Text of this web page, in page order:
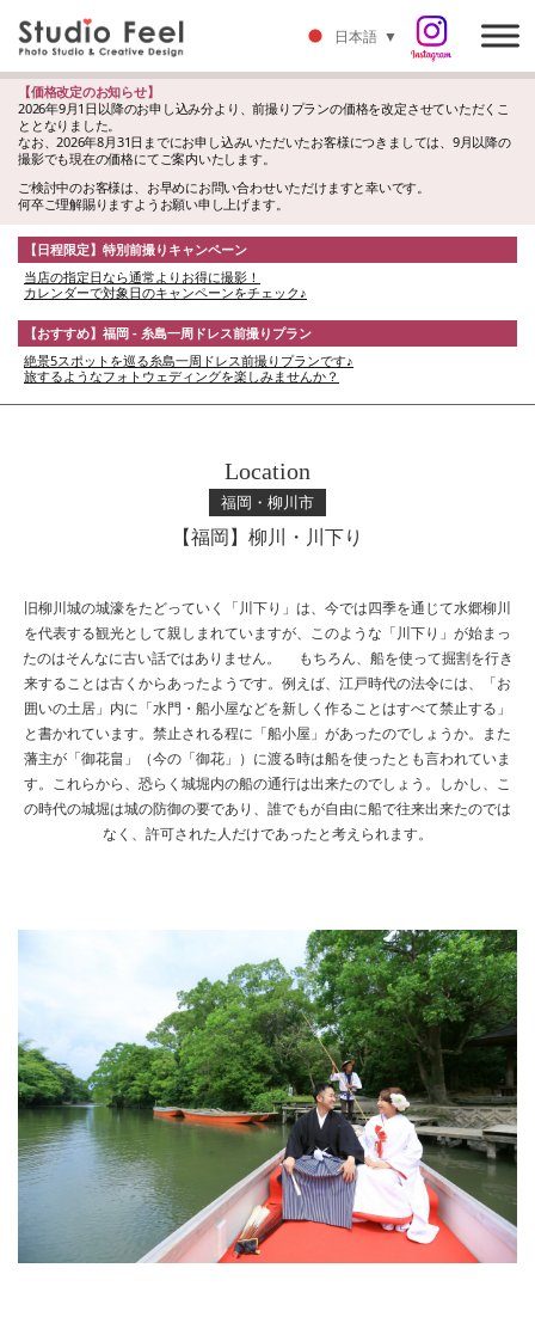
【価格改定のお知らせ】
2026年9月1日以降のお申し込み分より、前撮りプランの価格を改定させていただくこ
ととなりました。
なお、2026年8月31日までにお申し込みいただいたお客様につきましては、9月以降の
撮影でも現在の価格にてご案内いたします。
ご検討中のお客様は、お早めにお問い合わせいただけますと幸いです。
何卒ご理解賜りますようお願い申し上げます。
【日程限定】特別前撮りキャンペーン
当店の指定日なら通常よりお得に撮影！
カレンダーで対象日のキャンペーンをチェック♪
【おすすめ】福岡 - 糸島一周ドレス前撮りプラン
絶景5スポットを巡る糸島一周ドレス前撮りプランです♪
旅するようなフォトウェディングを楽しみませんか？
Location
福岡・柳川市
【福岡】柳川・川下り
旧柳川城の城濠をたどっていく「川下り」は、今では四季を通じて水郷柳川
を代表する観光として親しまれていますが、このような「川下り」が始まっ
たのはそんなに古い話ではありません。 もちろん、船を使って掘割を行き
来することは古くからあったようです。例えば、江戸時代の法令には、「お
囲いの土居」内に「水門・船小屋などを新しく作ることはすべて禁止する」
と書かれています。禁止される程に「船小屋」があったのでしょうか。また
藩主が「御花畠」（今の「御花」）に渡る時は船を使ったとも言われていま
す。これらから、恐らく城堀内の船の通行は出来たのでしょう。しかし、こ
の時代の城堀は城の防御の要であり、誰でもが自由に船で往来出来たのでは
なく、許可された人だけであったと考えられます。
日本語 ▼